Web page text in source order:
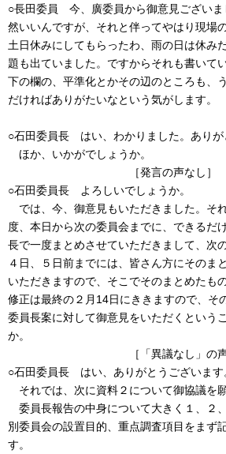
○長田委員 今、廣委員から御意見ございま
然いいんですが、それと伴ってやはり現場
土日休みにしてもらったわ、雨の日は休み
題も出ていました。ですからそれも書いて
下の欄の、平準化とかその辺のところも、
だければありがたいなという気がします。
○石田委員長 はい、わかりました。ありが
ほか、いかがでしょうか。
［発言の声なし］
○石田委員長 よろしいでしょうか。
では、今、御意見もいただきました。そ
度、本日から次の委員会までに、できるだ
長で一度まとめさせていただきまして、次
４日、５日前までには、皆さん方にそのま
いただきますので、そこでそのまとめたも
修正は最終の２月14日にききますので、そ
委員長案に対して御意見をいただくという
か。
［「異議なし」の声あ
○石田委員長 はい、ありがとうございます
それでは、次に資料２について御協議を願
委員長報告の中身について大きく１、２
別委員会の設置目的、重点調査項目をまず
す。